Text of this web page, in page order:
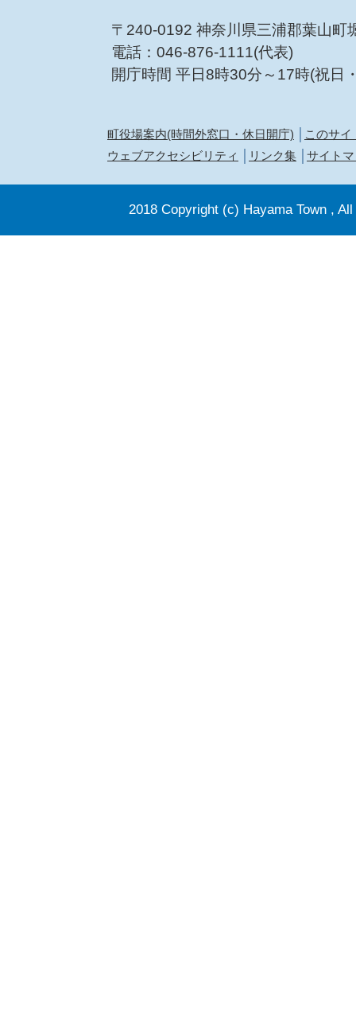
〒240-0192 神奈川県三浦郡葉山町
電話：046-876-1111(代表)
開庁時間 平日8時30分～17時(祝日
町役場案内(時間外窓口・休日開庁)
このサイ
ウェブアクセシビリティ
リンク集 サイト
2018 Copyright (c) Hayama Town ,